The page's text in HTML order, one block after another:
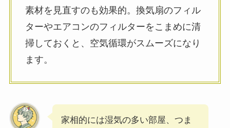
素材を見直すのも効果的。換気扇のフィル
ターやエアコンのフィルターをこまめに清
掃しておくと、空気循環がスムーズになり
ます。
家相的には湿気の多い部屋、つま